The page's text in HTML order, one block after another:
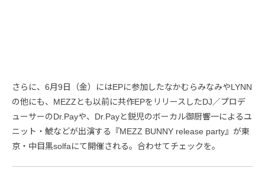
さらに、6月9日（金）にはEPに参加したなかむらみなみやLYNN
の他にも、MEZZとも以前に共作EPをリリースしたDJ／プロデ
ューサーのDr.Payや、Dr.Payと鋭児のボーカル御厨響一によるユ
ニット・鯱などが出演する『MEZZ BUNNY release party』が東
京・中目黒solfaにて開催される。合わせてチェックを。